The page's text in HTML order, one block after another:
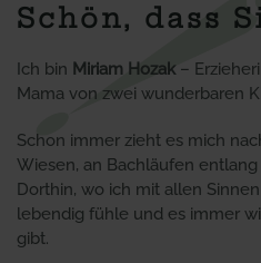
Schön, dass
Ich bin Miriam Hozak–
Mama von zwei wunderbaren
Schon immer zieht es mich
Wiesen, an Bachläufen
Dorthin, wo ich mit allen
lebendig fühle und es immer
gibt.